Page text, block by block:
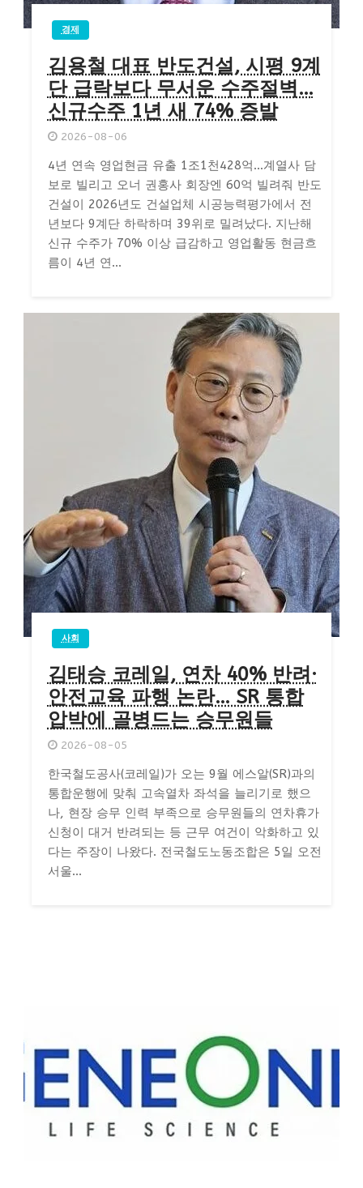
경제
김용철 대표 반도건설, 시평 9계
단 급락보다 무서운 수주절벽…
신규수주 1년 새 74% 증발
2026-08-06
4년 연속 영업현금 유출 1조1천428억…계열사 담
보로 빌리고 오너 권홍사 회장엔 60억 빌려줘 반도
건설이 2026년도 건설업체 시공능력평가에서 전
년보다 9계단 하락하며 39위로 밀려났다. 지난해
신규 수주가 70% 이상 급감하고 영업활동 현금흐
름이 4년 연...
사회
김태승 코레일, 연차 40% 반려·
안전교육 파행 논란… SR 통합
압박에 골병드는 승무원들
2026-08-05
한국철도공사(코레일)가 오는 9월 에스알(SR)과의
통합운행에 맞춰 고속열차 좌석을 늘리기로 했으
나, 현장 승무 인력 부족으로 승무원들의 연차휴가
신청이 대거 반려되는 등 근무 여건이 악화하고 있
다는 주장이 나왔다. 전국철도노동조합은 5일 오전
서울...